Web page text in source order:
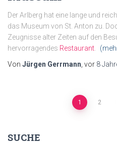
Der Arlberg hat eine lange und
das Museum von St. Anton zu.
Zeugnisse alter Zeiten auf den
hervorragendes Restaurant
Von Jürgen Gerrmann , vor 8
1 2
SUCHE